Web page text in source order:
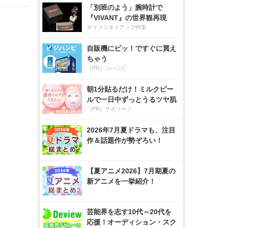
「別班のよう」腕時計で
『VIVANT』の世界観再現
オリコンタイアップ特集
自販機にピッ！ですぐに買え
ちゃう
（PR）ジハンピ
朝1分貼るだけ！ミルクピー
ルで一日中ずっとうるツヤ肌
（PR）サボリーノ
2026年7月夏ドラマも、注目
作＆話題作が勢ぞろい！
【夏アニメ2026】7月期夏の
新アニメを一挙紹介！
芸能界を志す10代～20代を
応援！オーディション・スク